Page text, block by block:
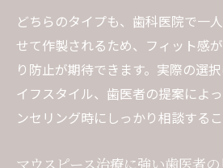
どちらのタイプも、歯科医院で一
せて作製されるため、フィット感
り防止が期待できます。実際の選
イフスタイル、歯医者の提案によ
ンセリング時にしっかり相談するこ
マウスピース治療に強い歯医者